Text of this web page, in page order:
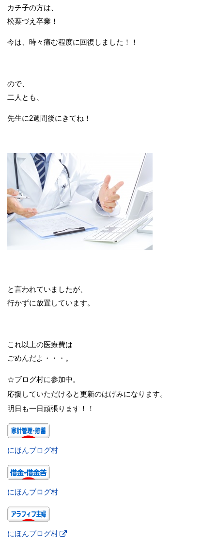
カチ子の方は、
松葉づえ卒業！
今は、時々痛む程度に回復しました！！
ので、
二人とも、
先生に2週間後にきてね！
と言われていましたが、
行かずに放置しています。
これ以上の医療費は
ごめんだよ・・・。
☆ブログ村に参加中。
応援していただけると更新のはげみになります。
明日も一日頑張ります！！
にほんブログ村
にほんブログ村
にほんブログ村